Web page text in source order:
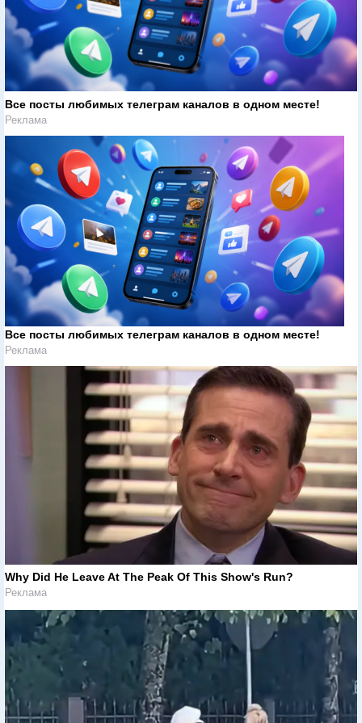
Все посты любимых телеграм каналов в одном месте!
Реклама
Все посты любимых телеграм каналов в одном месте!
Реклама
Why Did He Leave At The Peak Of This Show's Run?
Реклама